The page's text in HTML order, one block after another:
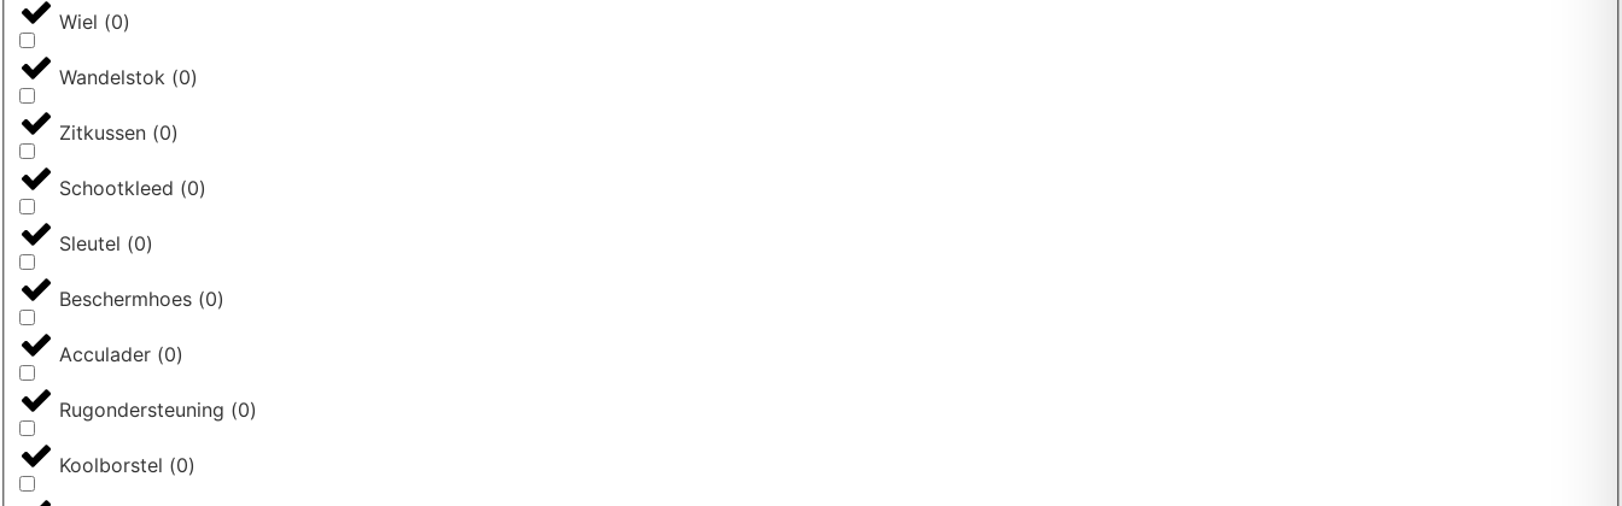
Wiel (0)
Wandelstok (0)
Zitkussen (0)
Schootkleed (0)
Sleutel (0)
Beschermhoes (0)
Acculader (0)
Rugondersteuning (0)
Koolborstel (0)